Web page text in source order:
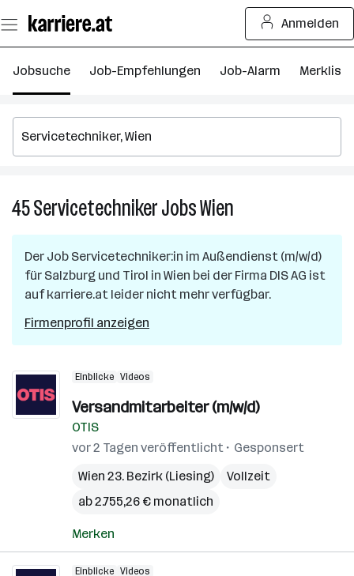
Seiteninhalt
springen
Anmelden
Jobsuche Job-Empfehlungen Job-Alarm Merkliste
45ServicetechnikerJobsWien
in
Wien
Der Job Servicetechniker:in im Außendienst (m/w/d)
für Salzburg und Tirol in Wien bei der Firma DIS AG ist
auf karriere.at leider nicht mehr verfügbar.
Firmenprofil anzeigen
Einblicke Videos
Versandmitarbeiter (m/w/d)
OTIS
vor 2 Tagen veröffentlicht
Gesponsert
Wien 23. Bezirk (Liesing)
Vollzeit
ab 2.755,26 € monatlich
Merken
Einblicke Videos